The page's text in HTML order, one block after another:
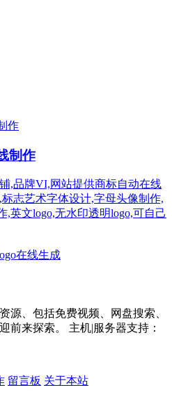
制作
,品牌VI,网站提供商标自动在线
志艺术字体设计,字母头像制作,
,英文logo,无水印透明logo,可自己
在线生成
源、包括免费视频、网盘搜索、
前来探索。 主机|服务器支持：
留言板 关于本站